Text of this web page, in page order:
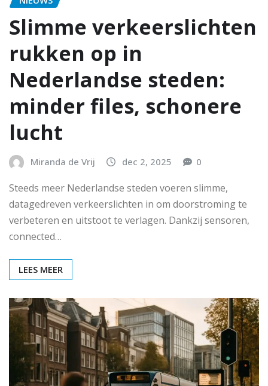
Slimme verkeerslichten
rukken op in
Nederlandse steden:
minder files, schonere
lucht
Miranda de Vrij dec 2, 2025 0
Steeds meer Nederlandse steden voeren slimme,
datagedreven verkeerslichten in om doorstroming te
verbeteren en uitstoot te verlagen. Dankzij sensoren,
connected…
LEES MEER